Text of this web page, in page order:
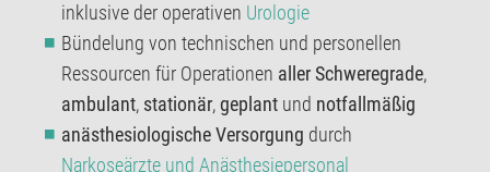
inklusive der operativen Urologie
Bündelung von technischen und personellen
Ressourcen für Operationen aller Schweregrade,
ambulant, stationär,geplantund notfallmäßig
anästhesiologische Versorgung durch
Narkoseärzte und Anästhesiepersonal